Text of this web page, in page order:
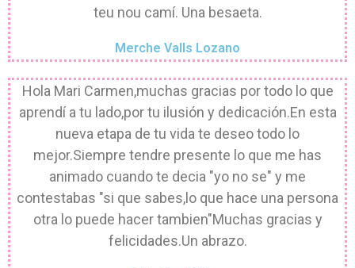
teu nou camí. Una besaeta.
Merche Valls Lozano
Hola Mari Carmen,muchas gracias por todo lo que
aprendí a tu lado,por tu ilusión y dedicación.En esta
nueva etapa de tu vida te deseo todo lo
mejor.Siempre tendre presente lo que me has
animado cuando te decia "yo no se" y me
contestabas "si que sabes,lo que hace una persona
otra lo puede hacer tambien"Muchas gracias y
felicidades.Un abrazo.